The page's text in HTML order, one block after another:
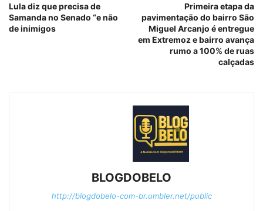
Lula diz que precisa de
Samanda no Senado “e não
de inimigos
Primeira etapa da
pavimentação do bairro São
Miguel Arcanjo é entregue
em Extremoz e bairro avança
rumo a 100% de ruas
calçadas
BLOGDOBELO
http://blogdobelo-com-br.umbler.net/public